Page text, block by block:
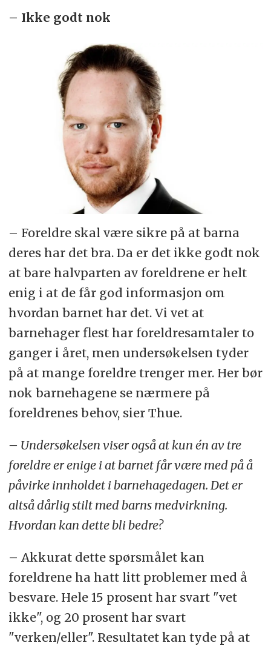
– Ikke godt nok
– Foreldre skal være sikre på at barna
deres har det bra. Da er det ikke godt nok
at bare halvparten av foreldrene er helt
enig i at de får god informasjon om
hvordan barnet har det. Vi vet at
barnehager flest har foreldresamtaler to
ganger i året, men undersøkelsen tyder
på at mange foreldre trenger mer. Her bør
nok barnehagene se nærmere på
foreldrenes behov, sier Thue.
– Undersøkelsen viser også at kun én av tre
foreldre er enige i at barnet får være med på å
påvirke innholdet i barnehagedagen. Det er
altså dårlig stilt med barns medvirkning.
Hvordan kan dette bli bedre?
– Akkurat dette spørsmålet kan
foreldrene ha hatt litt problemer med å
besvare. Hele 15 prosent har svart "vet
ikke", og 20 prosent har svart
"verken/eller". Resultatet kan tyde på at